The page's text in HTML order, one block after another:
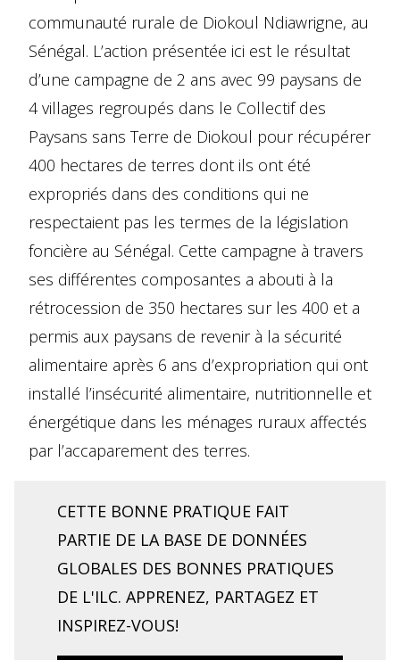
communauté rurale de Diokoul Ndiawrigne, au
Sénégal. L’action présentée ici est le résultat
d’une campagne de 2 ans avec 99 paysans de
4 villages regroupés dans le Collectif des
Paysans sans Terre de Diokoul pour récupérer
400 hectares de terres dont ils ont été
expropriés dans des conditions qui ne
respectaient pas les termes de la législation
foncière au Sénégal. Cette campagne à travers
ses différentes composantes a abouti à la
rétrocession de 350 hectares sur les 400 et a
permis aux paysans de revenir à la sécurité
alimentaire après 6 ans d’expropriation qui ont
installé l’insécurité alimentaire, nutritionnelle et
énergétique dans les ménages ruraux affectés
par l’accaparement des terres.
CETTE BONNE PRATIQUE FAIT
PARTIE DE LA BASE DE DONNÉES
GLOBALES DES BONNES PRATIQUES
DE L'ILC. APPRENEZ, PARTAGEZ ET
INSPIREZ-VOUS!